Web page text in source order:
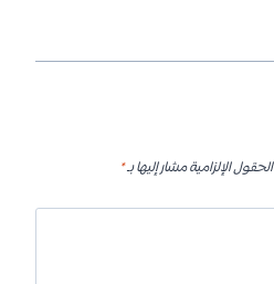
الحقول الإلزامية مشار إليها بـ*